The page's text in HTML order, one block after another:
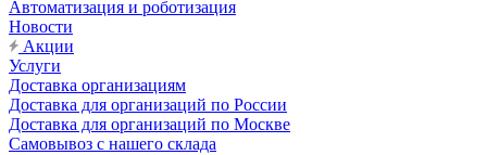
Автоматизация и роботизация
Новости
Акции
Услуги
Доставка организациям
Доставка для организаций по России
Доставка для организаций по Москве
Самовывоз с нашего склада